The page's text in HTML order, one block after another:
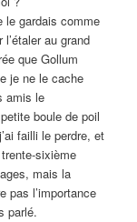
le gardais comme
au grand
que Gollum
je ne le cache
amis le
boule de poil
failli le perdre, et
sixième
mais la
pas l’importance
parlé.